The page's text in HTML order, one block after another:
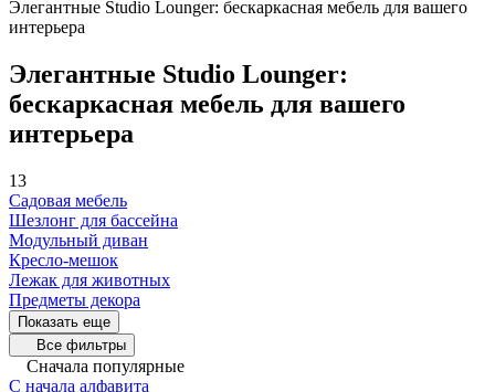
Элегантные Studio Lounger: бескаркасная мебель для вашего
интерьера
Элегантные Studio Lounger:
бескаркасная мебель для вашего
интерьера
13
Садовая мебель
Шезлонг для бассейна
Модульный диван
Кресло-мешок
Лежак для животных
Предметы декора
Показать еще
Все фильтры
Сначала популярные
С начала алфавита